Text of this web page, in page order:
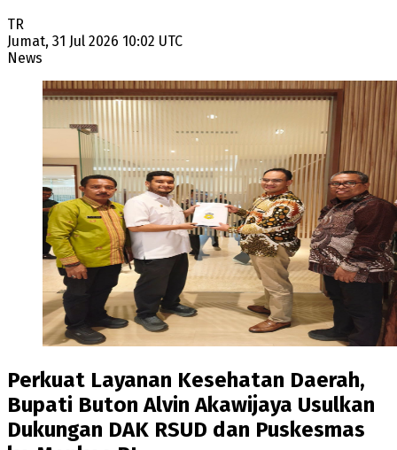
TR
Jumat, 31 Jul 2026 10:02 UTC
News
Perkuat Layanan Kesehatan Daerah,
Bupati Buton Alvin Akawijaya Usulkan
Dukungan DAK RSUD dan Puskesmas